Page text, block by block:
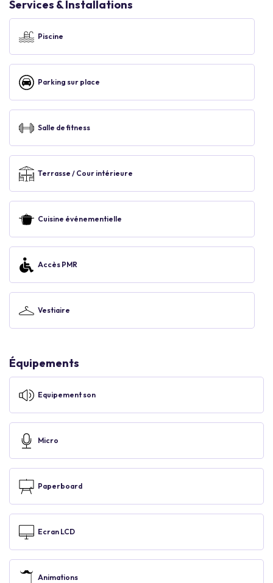
Services & Installations
Piscine
Parking sur place
Salle de fitness
Terrasse / Cour intérieure
Cuisine événementielle
Accès PMR
Vestiaire
Équipements
Equipement son
Micro
Paperboard
Ecran LCD
Animations